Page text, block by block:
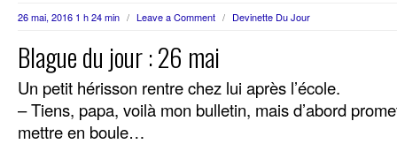
26 mai, 2016 1 h 24 min / Leave a Comment / Devinette Du Jour
Blague du jour : 26 mai
Un petit hérisson rentre chez lui après l’école.
– Tiens, papa, voilà mon bulletin, mais d’abord
mettre en boule…